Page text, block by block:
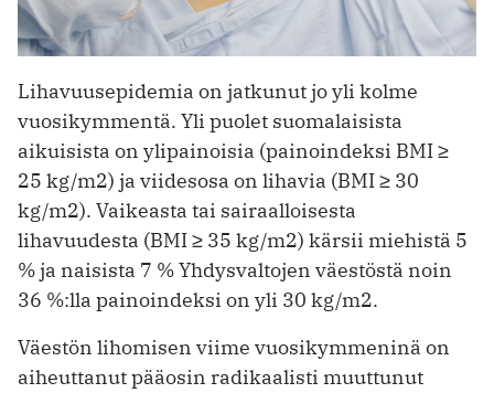
Lihavuusepidemia on jatkunut jo yli kolme
vuosikymmentä. Yli puolet suomalaisista
aikuisista on ylipainoisia (painoindeksi BMI ≥
25 kg/m2) ja viidesosa on lihavia (BMI ≥ 30
kg/m2). Vaikeasta tai sairaalloisesta
lihavuudesta (BMI ≥ 35 kg/m2) kärsii miehistä 5
% ja naisista 7 % Yhdysvaltojen väestöstä noin
36 %:lla painoindeksi on yli 30 kg/m2.
Väestön lihomisen viime vuosikymmeninä on
aiheuttanut pääosin radikaalisti muuttunut